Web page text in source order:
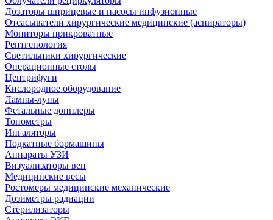
Дозаторы шприцевые и насосы инфузионные
Отсасыватели хирургические медицинские (аспираторы)
Мониторы прикроватные
Рентгенология
Светильники хирургические
Операционные столы
Центрифуги
Кислородное оборудование
Лампы-лупы
Фетальные допплеры
Тонометры
Ингаляторы
Подкатные бормашины
Аппараты УЗИ
Визуализаторы вен
Медицинские весы
Ростомеры медицинские механические
Дозиметры радиации
Стерилизаторы